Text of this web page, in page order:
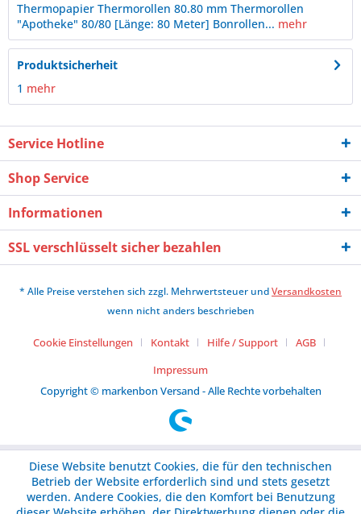
Thermopapier Thermorollen 80.80 mm Thermorollen
"Apotheke" 80/80 [Länge: 80 Meter] Bonrollen... mehr
Produktsicherheit
1 mehr
Service Hotline
Shop Service
Informationen
SSL verschlüsselt sicher bezahlen
* Alle Preise verstehen sich zzgl. Mehrwertsteuer undVersandkosten
wenn nicht anders beschrieben
Cookie Einstellungen Kontakt Hilfe / Support
AGB
Impressum
Copyright © markenbon Versand - Alle Rechte vorbehalten
Diese Website benutzt Cookies, die für den technischen
Betrieb der Website erforderlich sind und stets gesetzt
werden. Andere Cookies, die den Komfort bei Benutzung